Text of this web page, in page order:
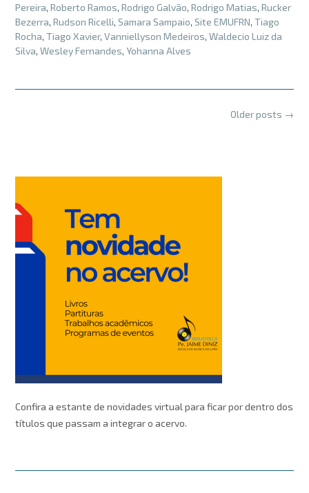
Pereira, Roberto Ramos, Rodrigo Galvão, Rodrigo Matias, Rucker
Bezerra, Rudson Ricelli, Samara Sampaio, Site EMUFRN, Tiago
Rocha, Tiago Xavier, Vanniellyson Medeiros, Waldecio Luiz da
Silva, Wesley Fernandes, Yohanna Alves
Older posts →
Confira a estante de novidades virtual para ficar por dentro dos
títulos que passam a integrar o acervo.